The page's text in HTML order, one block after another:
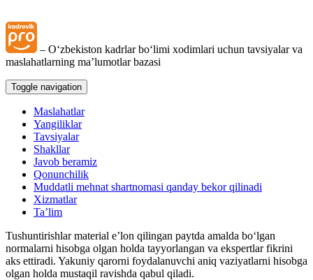
Yuridik masalalar
Chek-varaqlar
Tashkilotning lokal hujjatlari
Blok-diagrammalar
– Oʻzbekiston kadrlar boʻlimi хodimlari uchun tavsiyalar va
maslahatlarning ma’lumotlar bazasi
Toggle navigation
Maslahatlar
Yangiliklar
Tavsiyalar
Shakllar
Javob beramiz
Qonunchilik
Muddatli mehnat shartnomasi qanday bekor qilinadi
Xizmatlar
Ta’lim
Tushuntirishlar material e’lon qilingan paytda amalda boʻlgan
normalarni hisobga olgan holda tayyorlangan va ekspertlar fikrini
aks ettiradi. Yakuniy qarorni foydalanuvchi aniq vaziyatlarni hisobga
olgan holda mustaqil ravishda qabul qiladi.